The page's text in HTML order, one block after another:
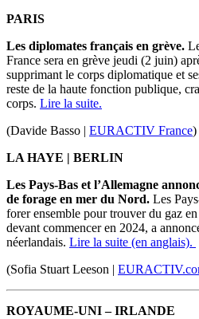
PARIS
Les diplomates français en grève.
France sera en grève jeudi (2 juin)
supprimant le corps diplomatique et
reste de la haute fonction publique,
corps. Lire la suite.
(Davide Basso | EURACTIV France)
LA HAYE | BERLIN
Les Pays-Bas et l’Allemagne
de forage en mer du Nord. Les
forer ensemble pour trouver du gaz
devant commencer en 2024, a
néerlandais. Lire la suite (en anglais).
(Sofia Stuart Leeson |
ROYAUME-UNI – IRLANDE